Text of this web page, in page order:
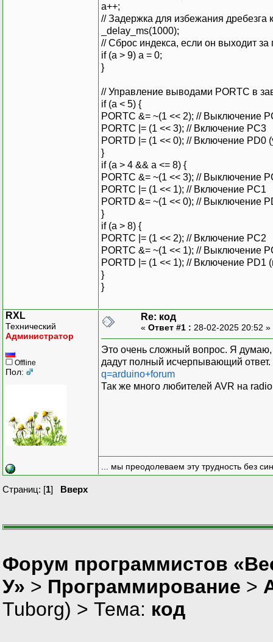
a++;
// Задержка для избежания дребезга
_delay_ms(1000);
// Сброс индекса, если он выходит
if (a > 9) a = 0;
}
// Управление выводами PORTC в
if (a < 5) {
PORTC &= ~(1 << 2); // Выключение
PORTC |= (1 << 3); // Включение PC3
PORTD |= (1 << 0); // Включение PD0
}
if (a > 4 && a <= 8) {
PORTC &= ~(1 << 3); // Выключение
PORTC |= (1 << 1); // Включение PC1
PORTD &= ~(1 << 0); // Выключение
}
if (a > 8) {
PORTC |= (1 << 2); // Включение PC2
PORTC &= ~(1 << 1); // Выключение
PORTD |= (1 << 1); // Включение
}
}
RXL
Технический
Администратор
Offline
Пол:
Re: код
« Ответ #1 : 28-02-2025 20:52 »
Это очень сложный вопрос. Я
дадут полный исчерпывающий
q=arduino+forum
Так же много любителей AVR на
... мы преодолеваем эту трудность без
Страниц: [1] Вверх
Форум программистов
У» > Программирование >
Tuborg) > Тема: код